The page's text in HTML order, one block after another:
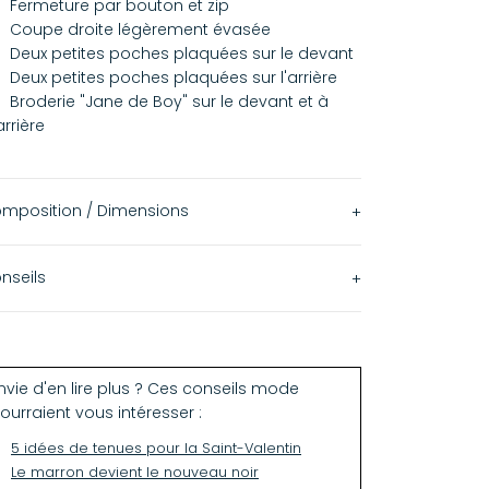
Fermeture par bouton et zip
Coupe droite légèrement évasée
Deux petites poches plaquées sur le devant
Deux petites poches plaquées sur l'arrière
Broderie "Jane de Boy" sur le devant et à
/ Dimensions
98% Coton
Laver et sécher sur l'envers avec des
similaires
Dégorgement possible de couleur sur les
tissus clairs
modèle taille petit, nous vous conseillons de
d'en lire plus ? Ces conseils mode
vous intéresser :
5 idées de tenues pour la Saint-Valentin
Le marron devient le nouveau noir